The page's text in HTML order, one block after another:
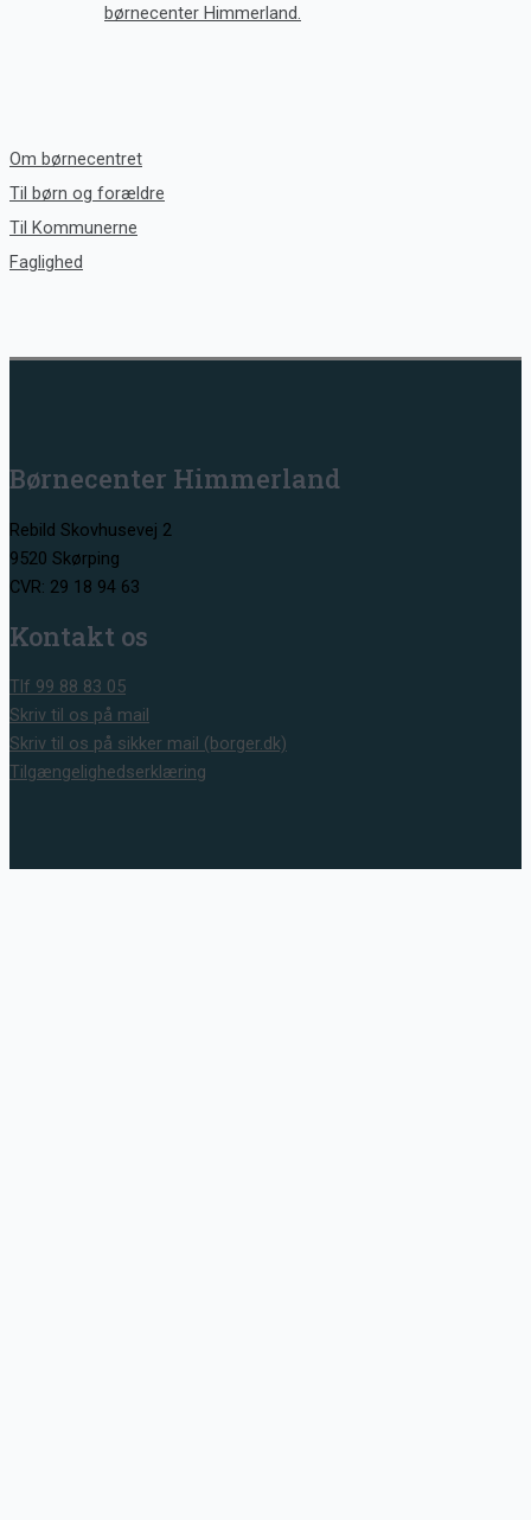
Om børnecentret
Til børn og forældre
Til Kommunerne
Faglighed
Børnecenter Himmerland
Rebild Skovhusevej 2
9520 Skørping
CVR: 29 18 94 63
Kontakt os
Tlf 99 88 83 05
Skriv til os på mail
Skriv til os på sikker mail (borger.dk)
Tilgængelighedserklæring